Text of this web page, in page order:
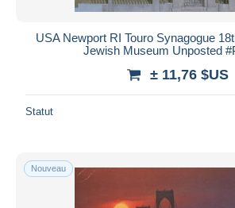
USA Newport RI Touro Synagogue
Jewish Museum Unposted
± 11,76 $US
Statut
Nouveau